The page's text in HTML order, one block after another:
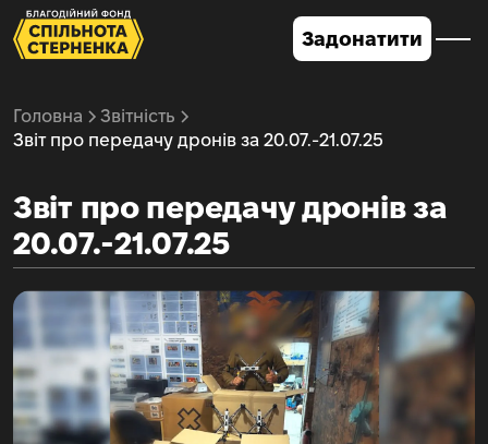
Задонатити
Головна
Звітність
Звіт про передачу дронів за 20.07.-21.07.25
Звіт про передачу дронів за
20.07.-21.07.25